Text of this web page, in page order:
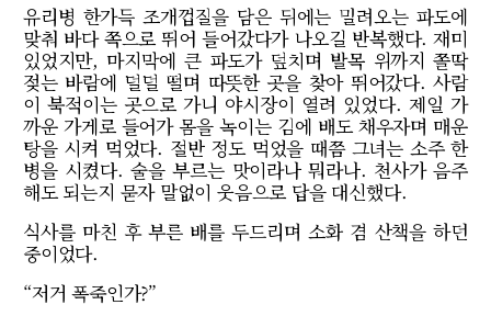
유리병 한가득 조개껍질을 담은 뒤에는 밀려오는 파도에
맞춰 바다 쪽으로 뛰어 들어갔다가 나오길 반복했다. 재미
있었지만, 마지막에 큰 파도가 덮치며 발목 위까지 쫄딱
젖는 바람에 덜덜 떨며 따뜻한 곳을 찾아 뛰어갔다. 사람
이 북적이는 곳으로 가니 야시장이 열려 있었다. 제일 가
까운 가게로 들어가 몸을 녹이는 김에 배도 채우자며 매운
탕을 시켜 먹었다. 절반 정도 먹었을 때쯤 그녀는 소주 한
병을 시켰다. 술을 부르는 맛이라나 뭐라나. 천사가 음주
해도 되는지 묻자 말없이 웃음으로 답을 대신했다.
식사를 마친 후 부른 배를 두드리며 소화 겸 산책을 하던
중이었다.
“저거 폭죽인가?”